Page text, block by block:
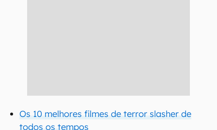
Os 10 melhores filmes de terror slasher de
todos os tempos